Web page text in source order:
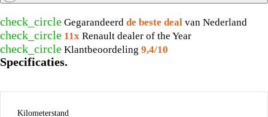
Maandbedrag berekenen
Maandbedrag berekenen
check_circle Gegarandeerd de beste deal van Nederland
check_circle 11x Renault dealer of the Year
check_circle Klantbeoordeling 9,4/10
Specificaties.
Kilometerstand